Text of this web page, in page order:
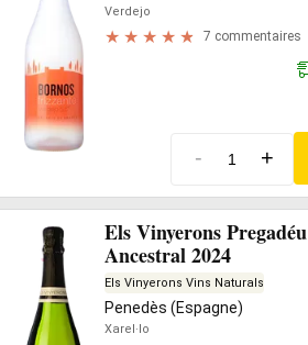
Verdejo
7 commentaires
- +
Els Vinyerons Pregadéu
Ancestral 2024
Els Vinyerons Vins Naturals
Penedès (Espagne)
Xarel·lo